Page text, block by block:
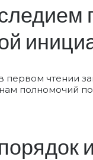
первом чтении
полномочий